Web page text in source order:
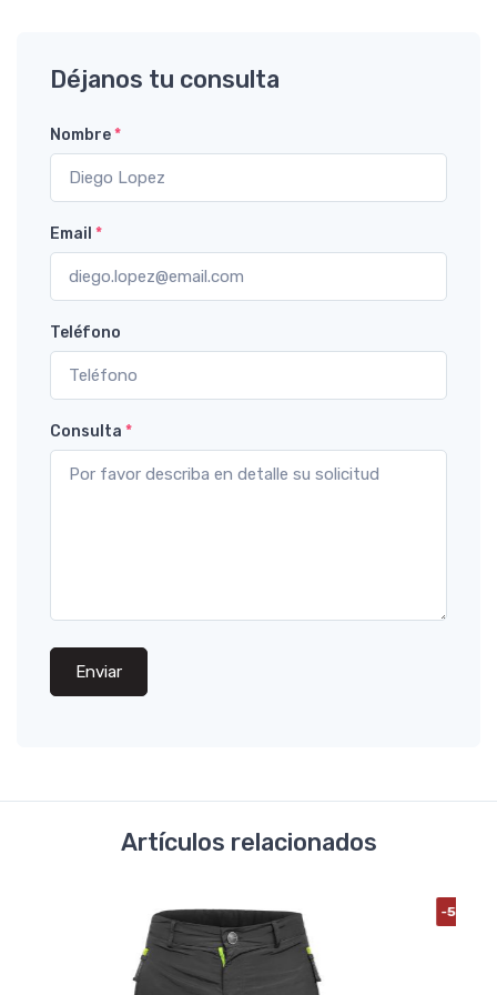
Déjanos tu consulta
Nombre*
Email *
Teléfono
Consulta *
Enviar
Artículos relacionados